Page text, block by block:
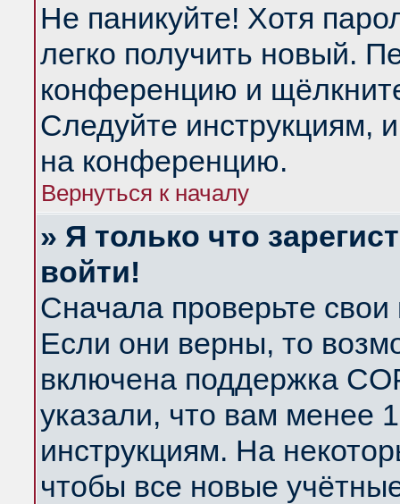
Не паникуйте! Хотя
легко получить новый.
конференцию и
Следуйте инструкциям,
на конференцию.
Вернуться к началу
» Я только что
войти!
Сначала проверьте
Если они верны, то
включена поддержка
указали, что вам менее
инструкциям. На
чтобы все новые